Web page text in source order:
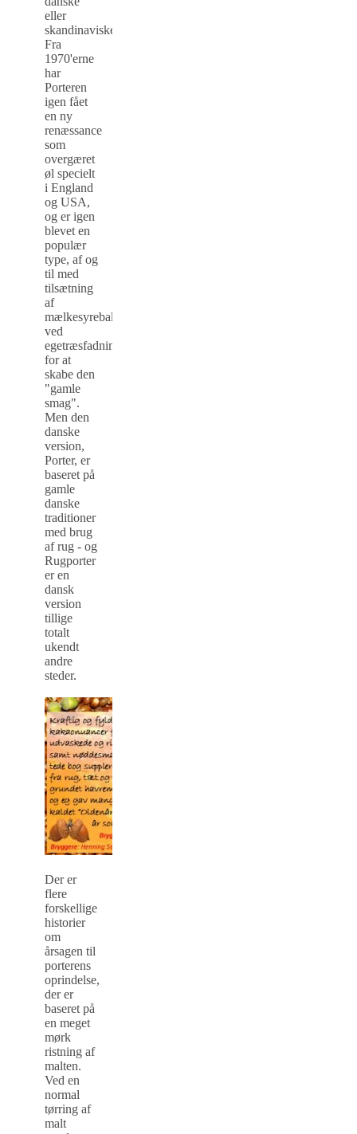
eller
skandinaviske.
Fra
1970'erne
har
Porteren
igen fået
en ny
renæssance
som
overgæret
øl specielt
i England
og USA,
og er igen
blevet en
populær
type, af og
til med
tilsætning
af
mælkesyrebakterier
ved
egetræsfadningen
for at
skabe den
"gamle
smag".
Men den
danske
version,
Porter, er
baseret på
gamle
danske
traditioner
med brug
af rug - og
Rugporter
er en
dansk
version
tillige
totalt
ukendt
andre
steder.
Der er
flere
forskellige
historier
om
årsagen til
porterens
oprindelse,
der er
baseret på
en meget
mørk
ristning af
malten.
Ved en
normal
tørring af
malt